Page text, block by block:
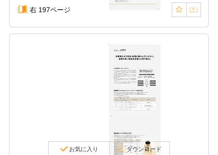
右 197ページ
お気に入り ダウンロード